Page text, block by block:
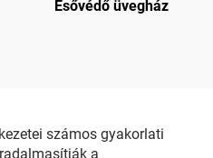
Esővédő üvegház
számos gyakorlati
a